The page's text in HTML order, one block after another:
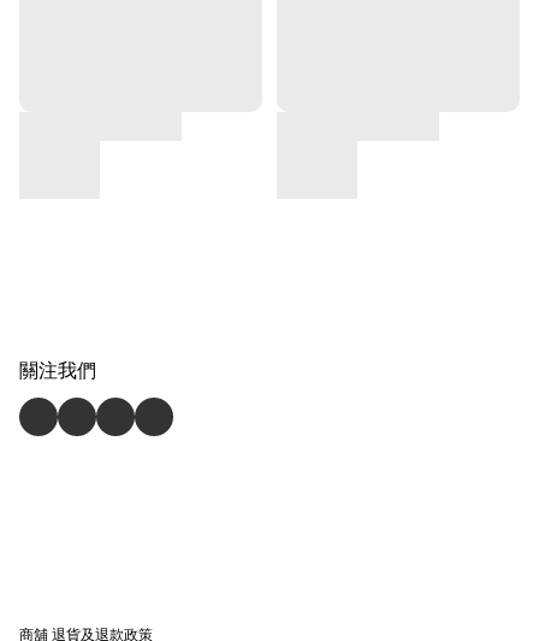
關注我們
商舖退貨及退款政策